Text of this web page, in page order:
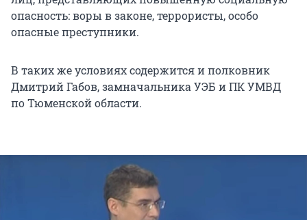
опасность: воры в законе, террористы, особо
опасные преступники.
В таких же условиях содержится и полковник
Дмитрий Габов, замначальника УЭБ и ПК УМВД
по Тюменской области.